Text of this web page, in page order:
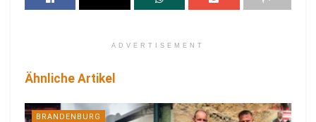
ADVERTISEMENT
Ähnliche Artikel
BRANDENBURG